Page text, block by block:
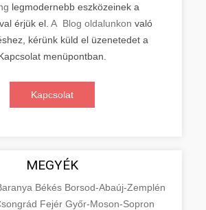
legmodernebb eszközeinek a
érjük el. A Blog oldalunkon való
kérünk küld el üzenetedet a
menüpontban.
Kapcsolat
MEGYÉK
Békés Borsod-Abaúj-Zemplén
Fejér Győr-Moson-Sopron